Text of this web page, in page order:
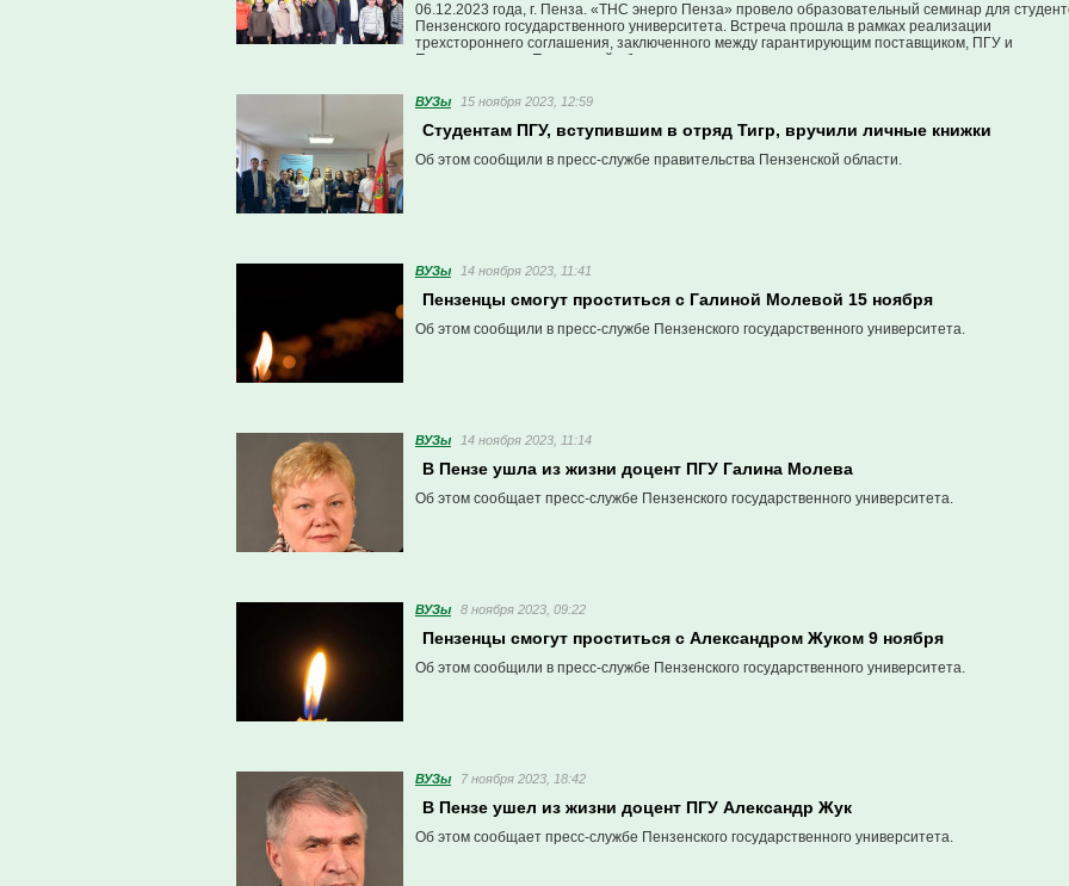
06.12.2023 года, г. Пенза. «ТНС энерго Пенза» провело образовательный семинар для
Пензенского государственного университета. Встреча прошла в рамках реализации
трехстороннего соглашения, заключенного между гарантирующим поставщиком, ПГУ и
Правительством Пензенской области.
ВУЗы 15 ноября 2023, 12:59
Студентам ПГУ, вступившим в отряд Тигр, вручили личные книжки
Об этом сообщили в пресс-службе правительства Пензенской области.
ВУЗы 14 ноября 2023, 11:41
Пензенцы смогут проститься с Галиной Молевой 15 ноября
Об этом сообщили в пресс-службе Пензенского государственного университета.
ВУЗы 14 ноября 2023, 11:14
В Пензе ушла из жизни доцент ПГУ Галина Молева
Об этом сообщает пресс-службе Пензенского государственного университета.
ВУЗы 8 ноября 2023, 09:22
Пензенцы смогут проститься с Александром Жуком 9 ноября
Об этом сообщили в пресс-службе Пензенского государственного университета.
ВУЗы 7 ноября 2023, 18:42
В Пензе ушел из жизни доцент ПГУ Александр Жук
Об этом сообщает пресс-службе Пензенского государственного университета.